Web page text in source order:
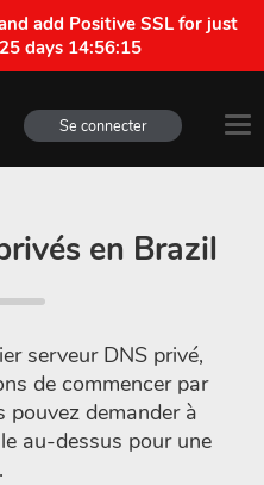
add Positive SSL for just
25 days 14:56:14
Se connecter
en Brazil
serveur DNS privé,
de commencer par
pouvez demander à
au-dessus pour une